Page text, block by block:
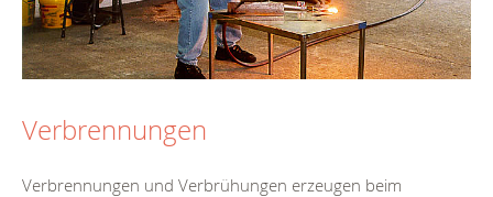
Verbrennungen
Verbrennungen und Verbrühungen erzeugen beim